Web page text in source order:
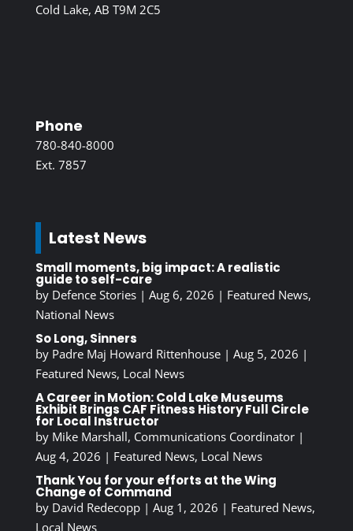
Cold Lake, AB T9M 2C5
Phone
780-840-8000
Ext. 7857
Latest News
Small moments, big impact: A realistic
guide to self-care
by Defence Stories| Aug 6, 2026 | Featured News,
National News
So Long, Sinners
by Padre Maj Howard Rittenhouse| Aug 5, 2026 |
Featured News, Local News
A Career in Motion: Cold Lake Museums
Exhibit Brings CAF Fitness History Full Circle
for Local Instructor
by Mike Marshall, Communications Coordinator|
Aug 4, 2026 | Featured News, Local News
Thank You for your efforts at the Wing
Change of Command
by David Redecopp| Aug 1, 2026 | Featured News,
Local News